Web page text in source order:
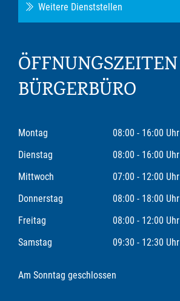
Weitere Dienststellen
ÖFFNUNGSZEITEN
BÜRGERBÜRO
Montag
08:00 - 16:00 Uhr
Dienstag
08:00 - 16:00 Uhr
Mittwoch
07:00 - 12:00 Uhr
Donnerstag
08:00 - 18:00 Uhr
Freitag
08:00 - 12:00 Uhr
Samstag
09:30 - 12:30 Uhr
Am Sonntag geschlossen